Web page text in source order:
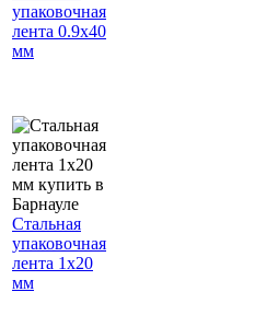
упаковочная
лента 0.9х40
мм
Стальная
упаковочная
лента 1х20
мм